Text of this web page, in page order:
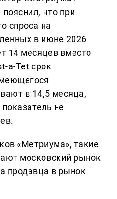
что при
спроса на
в июне 2026
14 месяцев вместо
a-Tet срок
в 14,5 месяца,
не
«Метриума», такие
московский рынок
продавца в рынок